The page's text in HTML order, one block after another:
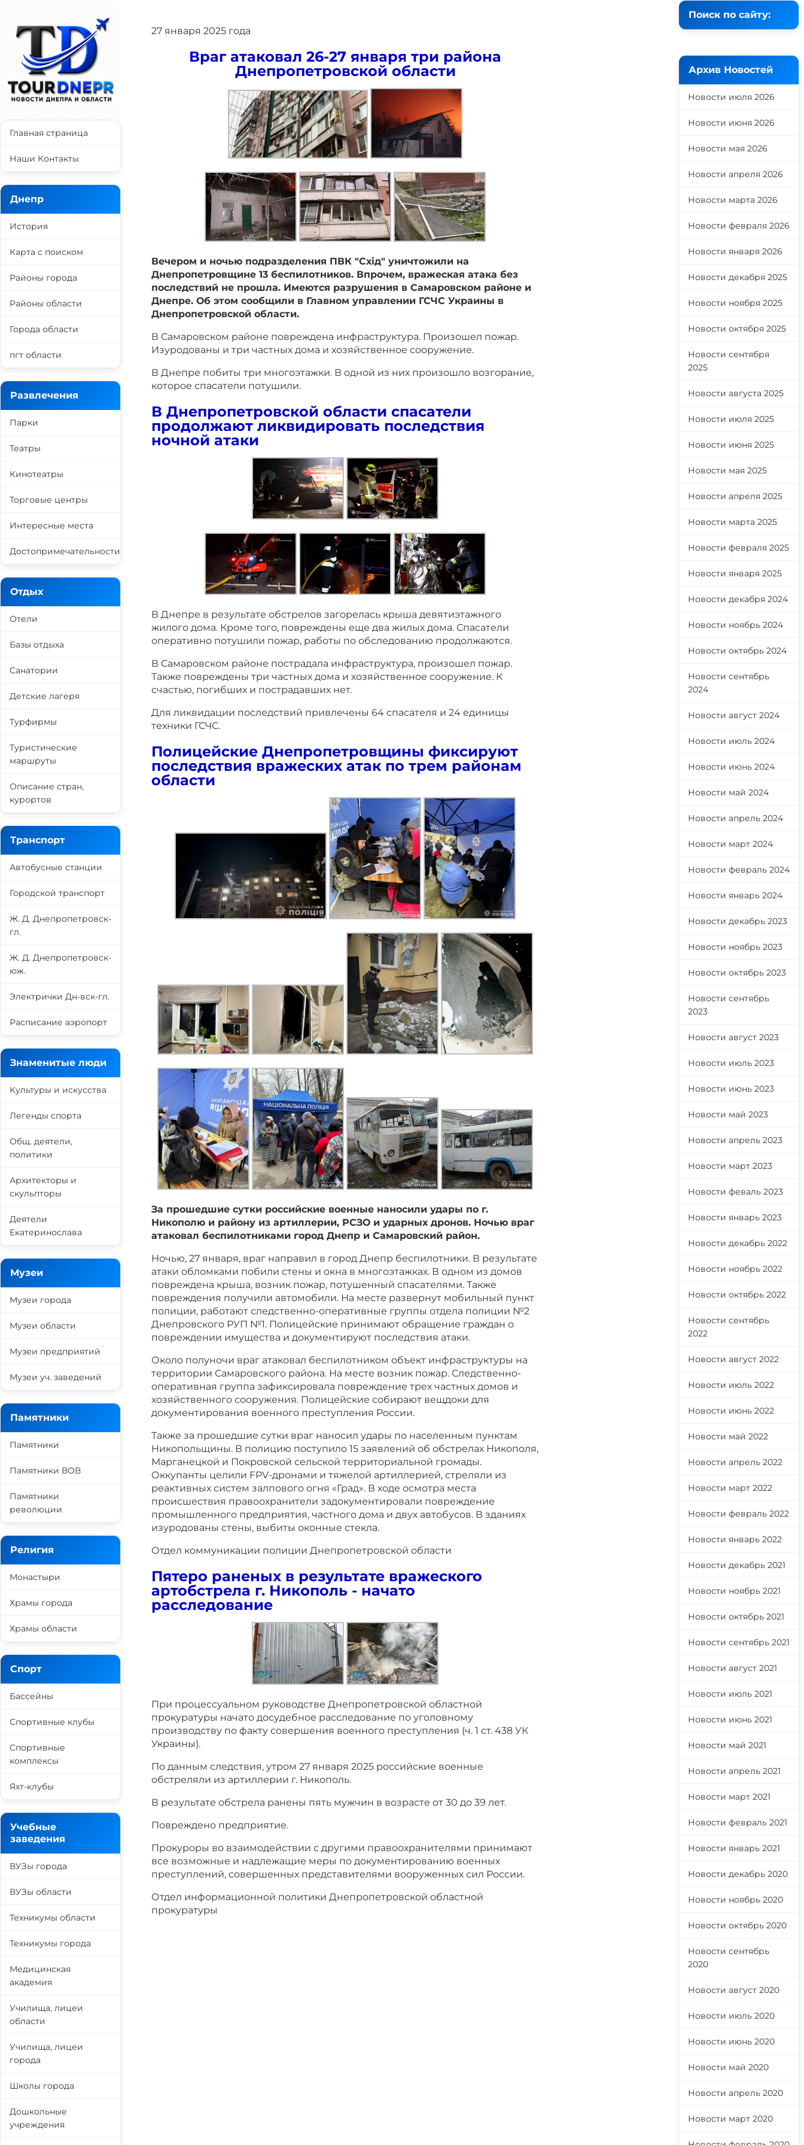
27 января 2025 года
Враг атаковал 26-27 января три района
Днепропетровской области
Вечером и ночью подразделения ПВК "Схід" уничтожили на
Днепропетровщине 13 беспилотников. Впрочем, вражеская атака без
последствий не прошла. Имеются разрушения в Самаровском районе и
Днепре. Об этом сообщили в Главном управлении ГСЧС Украины в
Днепропетровской области.
В Самаровском районе повреждена инфраструктура. Произошел пожар.
Изуродованы и три частных дома и хозяйственное сооружение.
В Днепре побиты три многоэтажки. В одной из них произошло возгорание,
которое спасатели потушили.
В Днепропетровской области спасатели
продолжают ликвидировать последствия
ночной атаки
В Днепре в результате обстрелов загорелась крыша девятиэтажного
жилого дома. Кроме того, повреждены еще два жилых дома. Спасатели
оперативно потушили пожар, работы по обследованию продолжаются.
В Самаровском районе пострадала инфраструктура, произошел пожар.
Также повреждены три частных дома и хозяйственное сооружение. К
счастью, погибших и пострадавших нет.
Для ликвидации последствий привлечены 64 спасателя и 24 единицы
техники ГСЧС.
Полицейские Днепропетровщины фиксируют
последствия вражеских атак по трем районам
области
За прошедшие сутки российские военные наносили удары по г.
Никополю и району из артиллерии, РСЗО и ударных дронов. Ночью враг
атаковал беспилотниками город Днепр и Самаровский район.
Ночью, 27 января, враг направил в город Днепр беспилотники. В результате
атаки обломками побили стены и окна в многоэтажках. В одном из домов
повреждена крыша, возник пожар, потушенный спасателями. Также
повреждения получили автомобили. На месте развернут мобильный пункт
полиции, работают следственно-оперативные группы отдела полиции №2
Днепровского РУП №1. Полицейские принимают обращение граждан о
повреждении имущества и документируют последствия атаки.
Около полуночи враг атаковал беспилотником объект инфраструктуры на
территории Самаровского района. На месте возник пожар. Следственно-
оперативная группа зафиксировала повреждение трех частных домов и
хозяйственного сооружения. Полицейские собирают вещдоки для
документирования военного преступления России.
Также за прошедшие сутки враг наносил удары по населенным пунктам
Никопольщины. В полицию поступило 15 заявлений об обстрелах Никополя,
Марганецкой и Покровской сельской территориальной громады.
Оккупанты целили FPV-дронами и тяжелой артиллерией, стреляли из
реактивных систем залпового огня «Град». В ходе осмотра места
происшествия правоохранители задокументировали повреждение
промышленного предприятия, частного дома и двух автобусов. В зданиях
изуродованы стены, выбиты оконные стекла.
Отдел коммуникации полиции Днепропетровской области
Пятеро раненых в результате вражеского
артобстрела г. Никополь - начато
расследование
При процессуальном руководстве Днепропетровской областной
прокуратуры начато досудебное расследование по уголовному
производству по факту совершения военного преступления (ч. 1 ст. 438 УК
Украины).
По данным следствия, утром 27 января 2025 российские военные
обстреляли из артиллерии г. Никополь.
В результате обстрела ранены пять мужчин в возрасте от 30 до 39 лет.
Повреждено предприятие.
Прокуроры во взаимодействии с другими правоохранителями принимают
все возможные и надлежащие меры по документированию военных
преступлений, совершенных представителями вооруженных сил России.
Отдел информационной политики Днепропетровской областной
прокуратуры
Главная страница
Наши Контакты
Днепр
История
Карта с поиском
Районы города
Районы области
Города области
пгт области
Развлечения
Парки
Театры
Кинотеатры
Торговые центры
Интересные места
Достопримечательности
Отдых
Отели
Базы отдыха
Санатории
Детские лагеря
Турфирмы
Туристические
маршруты
Описание стран,
курортов
Транспорт
Автобусные станции
Городской транспорт
Ж. Д. Днепропетровск-
гл.
Ж. Д. Днепропетровск-
юж.
Электрички Дн-вск-гл.
Расписание аэропорт
Знаменитые люди
Культуры и искусства
Легенды спорта
Общ. деятели,
политики
Архитекторы и
скульпторы
Деятели
Екатеринослава
Музеи
Музеи города
Музеи области
Музеи предприятий
Музеи уч. заведений
Памятники
Памятники
Памятники ВОВ
Памятники
революции
Религия
Монастыри
Храмы города
Храмы области
Спорт
Бассейны
Спортивные клубы
Спортивные
комплексы
Яхт-клубы
Учебные
заведения
ВУЗы города
ВУЗы области
Техникумы области
Техникумы города
Медицинская
академия
Училища, лицеи
области
Училища, лицеи
города
Школы города
Дошкольные
учреждения
Поиск по сайту:
Архив Новостей
Новости июля 2026
Новости июня 2026
Новости мая 2026
Новости апреля 2026
Новости марта 2026
Новости февраля 2026
Новости января 2026
Новости декабря 2025
Новости ноября 2025
Новости октября 2025
Новости сентября
2025
Новости августа 2025
Новости июля 2025
Новости июня 2025
Новости мая 2025
Новости апреля 2025
Новости марта 2025
Новости февраля 2025
Новости января 2025
Новости декабря 2024
Новости ноябрь 2024
Новости октябрь 2024
Новости сентябрь
2024
Новости август 2024
Новости июль 2024
Новости июнь 2024
Новости май 2024
Новости апрель 2024
Новости март 2024
Новости февраль 2024
Новости январь 2024
Новости декабрь 2023
Новости ноябрь 2023
Новости октябрь 2023
Новости сентябрь
2023
Новости август 2023
Новости июль 2023
Новости июнь 2023
Новости май 2023
Новости апрель 2023
Новости март 2023
Новости феваль 2023
Новости январь 2023
Новости декабрь 2022
Новости ноябрь 2022
Новости октябрь 2022
Новости сентябрь
2022
Новости август 2022
Новости июль 2022
Новости июнь 2022
Новости май 2022
Новости апрель 2022
Новости март 2022
Новости февраль 2022
Новости январь 2022
Новости декабрь 2021
Новости ноябрь 2021
Новости октябрь 2021
Новости сентябрь 2021
Новости август 2021
Новости июль 2021
Новости июнь 2021
Новости май 2021
Новости апрель 2021
Новости март 2021
Новости февраль 2021
Новости январь 2021
Новости декабрь 2020
Новости ноябрь 2020
Новости октябрь 2020
Новости сентябрь
2020
Новости август 2020
Новости июль 2020
Новости июнь 2020
Новости май 2020
Новости апрель 2020
Новости март 2020